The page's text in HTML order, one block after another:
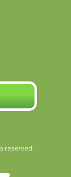
reserved.